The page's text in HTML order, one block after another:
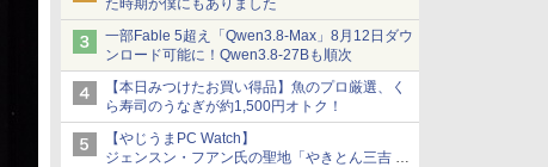
た時期が僕にもありました
一部Fable 5超え「Qwen3.8-Max」8月12日ダウ
ンロード可能に！Qwen3.8-27Bも順次
【本日みつけたお買い得品】魚のプロ厳選、く
ら寿司のうなぎが約1,500円オトク！
【やじうまPC Watch】
ジェンスン・フアン氏の聖地「やきとん三吉 神